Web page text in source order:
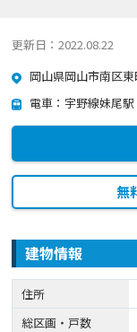
更新日：2022.08.22
岡山県岡山市南区
電車：宇野線妹尾
無
建物情報
住所
総区画・戸数